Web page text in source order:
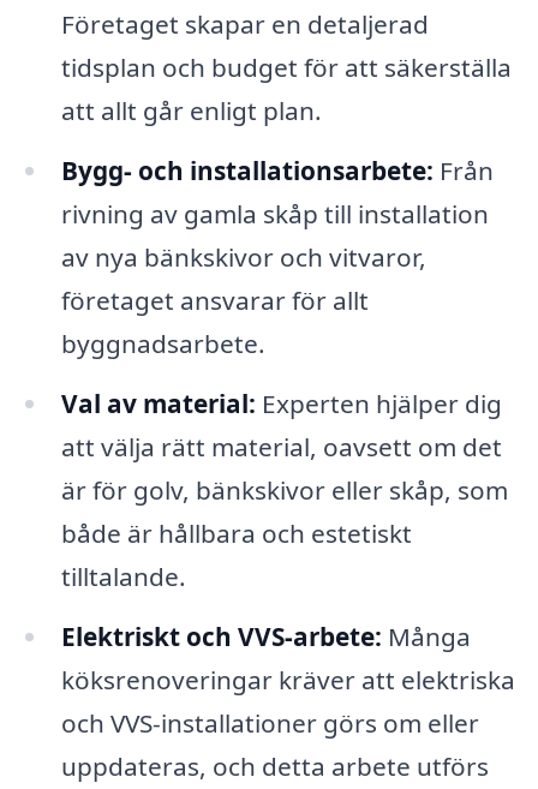
Företaget skapar en detaljerad
tidsplan och budget för att säkerställa
att allt går enligt plan.
Bygg- och installationsarbete: Från
rivning av gamla skåp till installation
av nya bänkskivor och vitvaror,
företaget ansvarar för allt
byggnadsarbete.
Val av material: Experten hjälper dig
att välja rätt material, oavsett om det
är för golv, bänkskivor eller skåp, som
både är hållbara och estetiskt
tilltalande.
Elektriskt och VVS-arbete: Många
köksrenoveringar kräver att elektriska
och VVS-installationer görs om eller
uppdateras, och detta arbete utförs